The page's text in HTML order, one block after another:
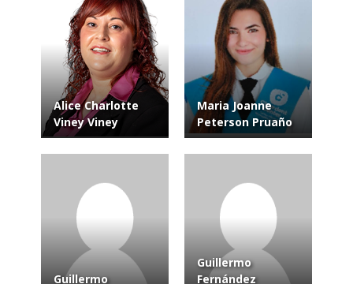
Alice Charlotte
Viney Viney
Maria Joanne
Peterson Pruaño
Guillermo
Guillermo
Fernández